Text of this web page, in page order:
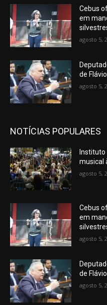
Cebus
em
agosto 5,
de
agosto 5,
NOTÍCIAS POPULARES
Instituto
musical
agosto 5,
Cebus
em
agosto 5,
de
agosto 5,